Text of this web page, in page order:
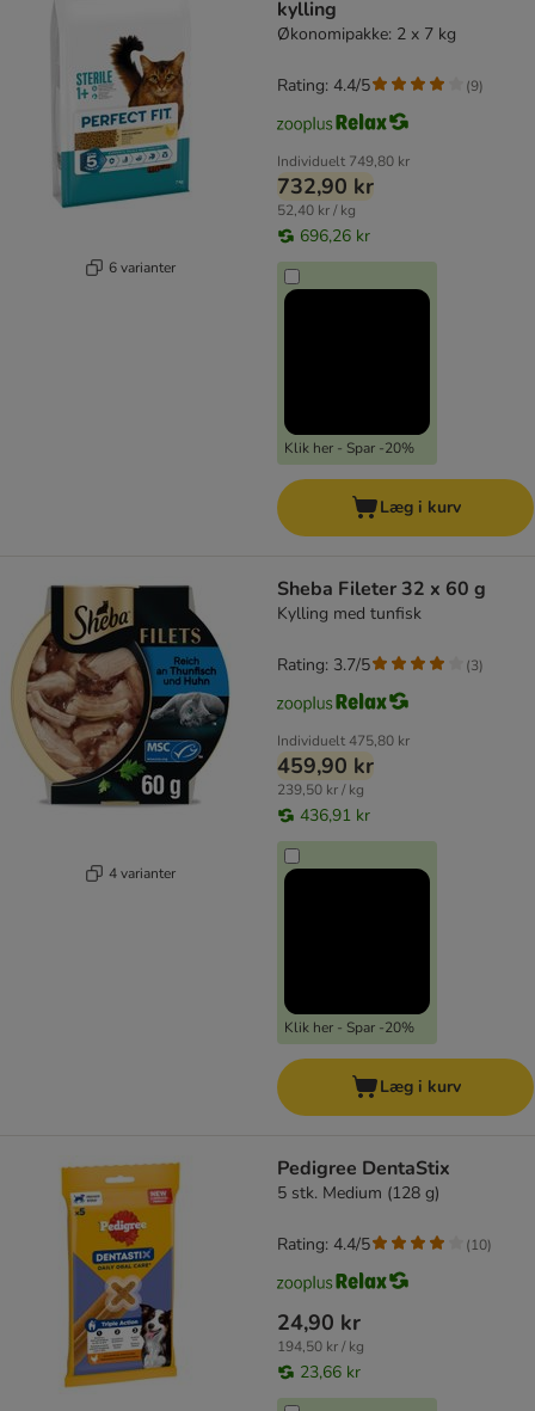
6 varianter
kylling
Økonomipakke: 2 x 7 kg
Individuelt 749,80 kr
732,90 kr
52,40 kr / kg
696,26 kr
Klik her - Spar -20%
Rating: 4.4/5 (9)
Læg i kurv
4 varianter
Sheba Fileter 32 x 60 g
Kylling med tunfisk
Individuelt475,80 kr
459,90 kr
239,50 kr / kg
436,91 kr
Klik her - Spar -20%
Rating: 3.7/5 (3)
Læg i kurv
Pedigree DentaStix
5 stk. Medium (128 g)
24,90 kr
194,50 kr / kg
23,66 kr
Rating: 4.4/5 (10)